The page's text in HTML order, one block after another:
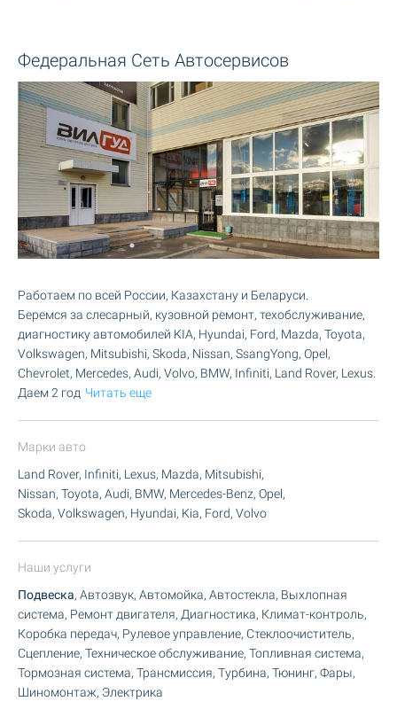
Федеральная Сеть Автосервисов
Работаем по всей России, Казахстану и Беларуси.
Беремся за слесарный, кузовной ремонт, техобслуживание,
диагностику автомобилей KIA, Hyundai, Ford, Mazda, Toyota,
Volkswagen, Mitsubishi, Skoda, Nissan, SsangYong, Opel,
Chevrolet, Mercedes, Audi, Volvo, BMW, Infiniti, Land Rover, Lexus.
Даем 2 год Читать еще
Марки авто
Land Rover, Infiniti, Lexus, Mazda, Mitsubishi,
Nissan, Toyota, Audi, BMW, Mercedes-Benz, Opel,
Skoda, Volkswagen, Hyundai, Kia, Ford, Volvo
Наши услуги
Подвеска, Автозвук, Автомойка, Автостекла, Выхлопная
система, Ремонт двигателя, Диагностика, Климат-контроль,
Коробка передач, Рулевое управление, Стеклоочиститель,
Сцепление, Техническое обслуживание, Топливная система,
Тормозная система, Трансмиссия, Турбина, Тюнинг, Фары,
Шиномонтаж, Электрика